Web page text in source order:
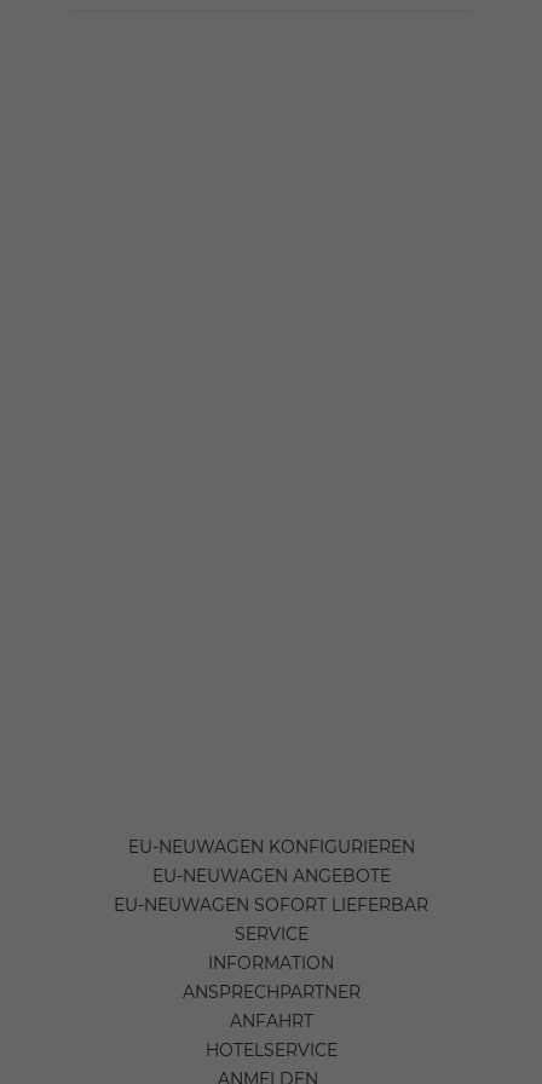
EU-NEUWAGEN KONFIGURIEREN
EU-NEUWAGEN ANGEBOTE
EU-NEUWAGEN SOFORT LIEFERBAR
SERVICE
INFORMATION
ANSPRECHPARTNER
ANFAHRT
HOTELSERVICE
ANMELDEN